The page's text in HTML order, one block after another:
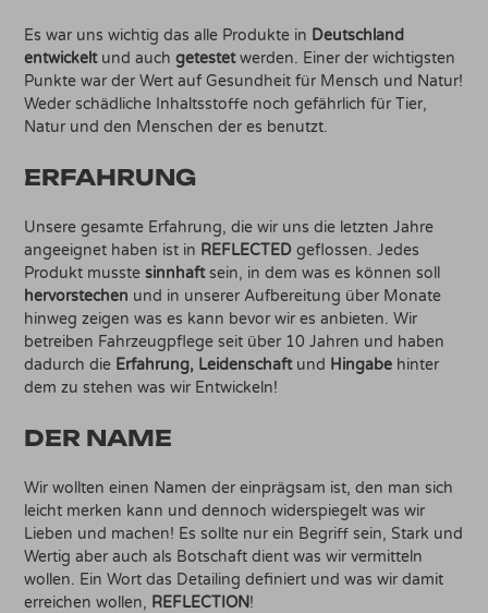
Es war uns wichtig das alle Produkte in Deutschland
entwickeltund auchgetestetwerden. Einer der wichtigsten
Punkte war der Wert auf Gesundheit für Mensch und Natur!
Weder schädliche Inhaltsstoffe noch gefährlich für Tier,
Natur und den Menschen der es benutzt.
ERFAHRUNG
Unsere gesamte Erfahrung, die wir uns die letzten Jahre
angeeignet haben ist in REFLECTED geflossen. Jedes
Produkt musstesinnhaftsein, in dem was es können soll
hervorstechen und in unserer Aufbereitung über Monate
hinweg zeigen was es kann bevor wir es anbieten. Wir
betreiben Fahrzeugpflege seit über 10 Jahren und haben
dadurch die Erfahrung, Leidenschaftund Hingabe hinter
dem zu stehen was wir Entwickeln!
DER NAME
Wir wollten einen Namen der einprägsam ist, den man sich
leicht merken kann und dennoch widerspiegelt was wir
Lieben und machen! Es sollte nur ein Begriff sein, Stark und
Wertig aber auch als Botschaft dient was wir vermitteln
wollen. Ein Wort das Detailing definiert und was wir damit
erreichen wollen, REFLECTION!